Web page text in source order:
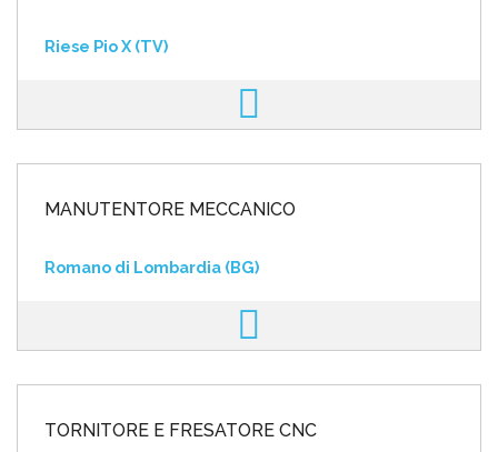
Riese Pio X (TV)
MANUTENTORE MECCANICO
Romano di Lombardia (BG)
TORNITORE E FRESATORE CNC